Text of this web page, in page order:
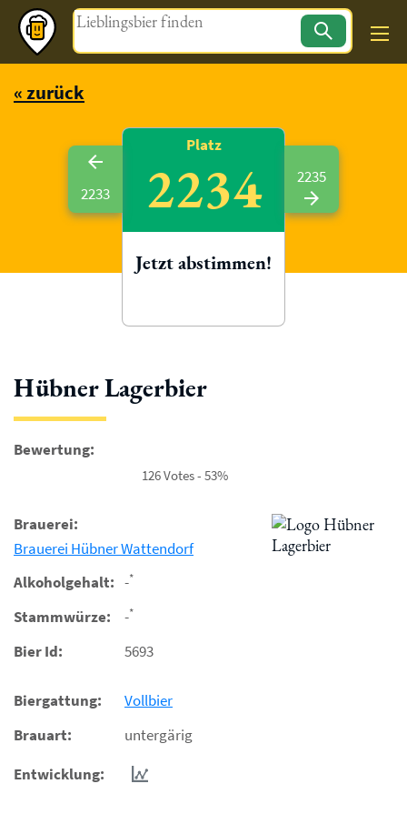
Magazin
« zurück
Hübner Lagerbier
Bewertung:
126 Votes - 53%
Brauerei:
Brauerei Hübner Wattendorf
Alkoholgehalt: -*
Stammwürze: -*
Bier Id: 5693
Biergattung:
Vollbier
Brauart:
untergärig
Entwicklung:
2233
Platz
2234
Jetzt abstimmen!
2235